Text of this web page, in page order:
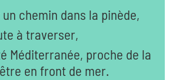
chemin dans la pinède,
à traverser,
Méditerranée, proche de la
en front de mer.